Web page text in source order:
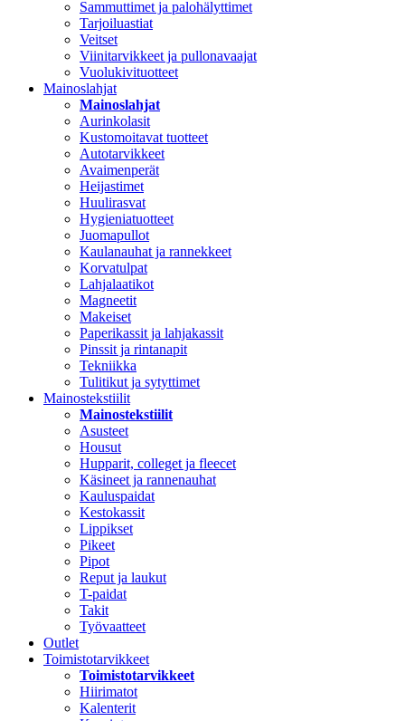
Sammuttimet ja palohälyttimet
Tarjoiluastiat
Veitset
Viinitarvikkeet ja pullonavaajat
Vuolukivituotteet
Mainoslahjat
Mainoslahjat
Aurinkolasit
Kustomoitavat tuotteet
Autotarvikkeet
Avaimenperät
Heijastimet
Huulirasvat
Hygieniatuotteet
Juomapullot
Kaulanauhat ja rannekkeet
Korvatulpat
Lahjalaatikot
Magneetit
Makeiset
Paperikassit ja lahjakassit
Pinssit ja rintanapit
Tekniikka
Tulitikut ja sytyttimet
Mainostekstiilit
Mainostekstiilit
Asusteet
Housut
Hupparit, colleget ja fleecet
Käsineet ja rannenauhat
Kauluspaidat
Kestokassit
Lippikset
Pikeet
Pipot
Reput ja laukut
T-paidat
Takit
Työvaatteet
Outlet
Toimistotarvikkeet
Toimistotarvikkeet
Hiirimatot
Kalenterit